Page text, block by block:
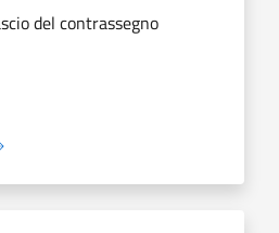
del contrassegno